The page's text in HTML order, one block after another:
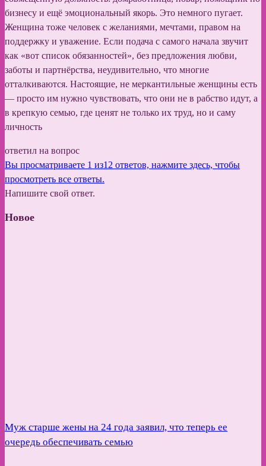
бизнесу и ещё эмоциональный якорь. Это немного пугает.
Женщина тоже человек с желаниями, мечтами, правом на
поддержку и уважение. Если подача с самого начала звучит
как «вот список обязанностей», без предложения любви,
заботы и партнёрства, неудивительно, что многие
отталкиваются. Настоящие, не меркантильные женщины есть
— просто им нужно чувствовать, что они не в рабство идут, а
в крепкую семью, где ценят не только их труд, но и саму
личность
ответил на вопрос
Вы просматриваете 1 из12 ответов, нажмите здесь, чтобы
просмотреть все ответы.
Напишите свой ответ.
Новое
Муж старше жены на 24 года заявил, что теперь ее
очередь обеспечивать семью